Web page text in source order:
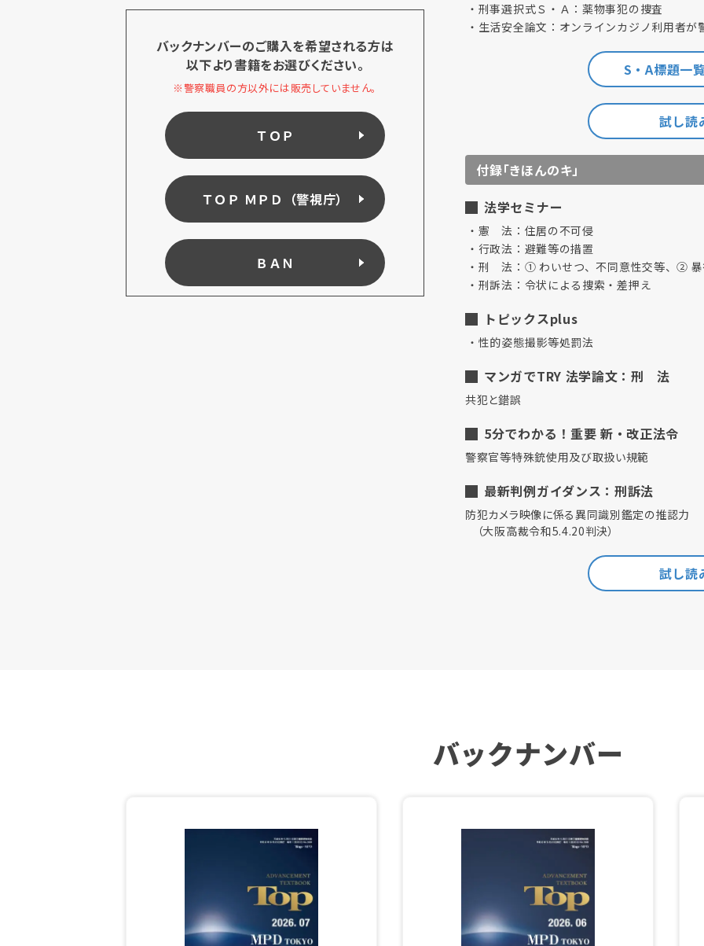
バックナンバーのご購入を希望される方は
以下より書籍をお選びください。
※警察職員の方以外には販売していません。
ＴＯＰ
ＴＯＰ ＭＰＤ（警視庁）
ＢＡＮ
刑事選択式Ｓ・Ａ：薬物事犯の捜査
生活安全論文：オンラインカジノ利用者
S・A標題一
試し読
付録「きほんのキ」
法学セミナー
憲 法：住居の不可侵
行政法：避難等の措置
刑 法：① わいせつ、不同意性交等、② 暴
刑訴法：令状による捜索・差押え
トピックスplus
性的姿態撮影等処罰法
マンガでTRY 法学論文：刑 法
共犯と錯誤
5分でわかる！重要 新・改正法令
警察官等特殊銃使用及び取扱い規範
最新判例ガイダンス：刑訴法
防犯カメラ映像に係る異同識別鑑定の推認力
（大阪高裁令和5.4.20判決）
試し読
バックナンバー